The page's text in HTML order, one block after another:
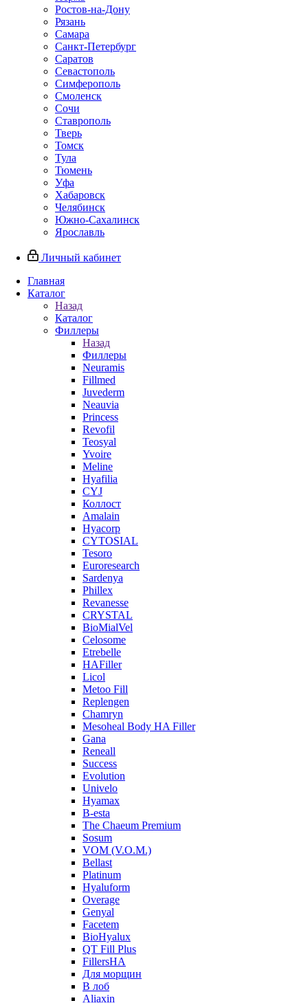
Ростов-на-Дону
Рязань
Самара
Санкт-Петербург
Саратов
Севастополь
Симферополь
Смоленск
Сочи
Ставрополь
Тверь
Томск
Тула
Тюмень
Уфа
Хабаровск
Челябинск
Южно-Сахалинск
Ярославль
Личный кабинет
Главная
Каталог
Назад
Каталог
Филлеры
Назад
Филлеры
Neuramis
Fillmed
Juvederm
Neauvia
Princess
Revofil
Teosyal
Yvoire
Meline
Hyafilia
CYJ
Коллост
Amalain
Hyacorp
CYTOSIAL
Tesoro
Euroresearch
Sardenya
Phillex
Revanesse
CRYSTAL
BioMialVel
Celosome
Etrebelle
HAFiller
Licol
Metoo Fill
Replengen
Chamryn
Mesoheal Body HA Filler
Gana
Reneall
Success
Evolution
Univelo
Hyamax
B-esta
The Chaeum Premium
Sosum
VOM (V.O.M.)
Bellast
Platinum
Hyaluform
Overage
Genyal
Facetem
BioHyalux
QT Fill Plus
FillersHA
Для морщин
В лоб
Aliaxin